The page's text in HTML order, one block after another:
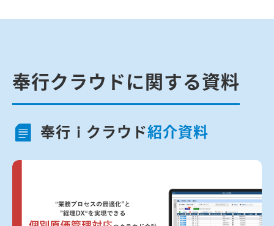
奉行クラウドに関する資料
奉行ｉクラウド紹介資料